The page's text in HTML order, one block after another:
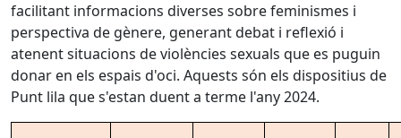
facilitant informacions diverses sobre feminismes i
perspectiva de gènere, generant debat i reflexió i
atenent situacions de violències sexuals que es puguin
donar en els espais d'oci. Aquests són els dispositius de
Punt lila que s'estan duent a terme l'any 2024.